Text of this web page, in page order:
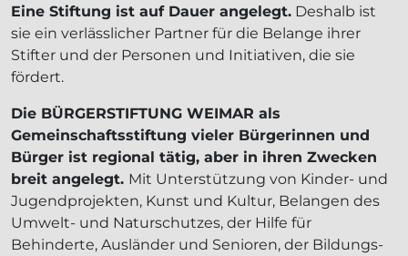
Eine Stiftung ist auf Dauer angelegt. Deshalb ist
sie ein verlässlicher Partner für die Belange ihrer
Stifter und der Personen und Initiativen, die sie
fördert.
Die BÜRGERSTIFTUNG WEIMAR als
Gemeinschaftsstiftung vieler Bürgerinnen und
Bürger ist regional tätig, aber in ihren Zwecken
breit angelegt. Mit Unterstützung von Kinder- und
Jugendprojekten, Kunst und Kultur, Belangen des
Umwelt- und Naturschutzes, der Hilfe für
Behinderte, Ausländer und Senioren, der Bildungs-